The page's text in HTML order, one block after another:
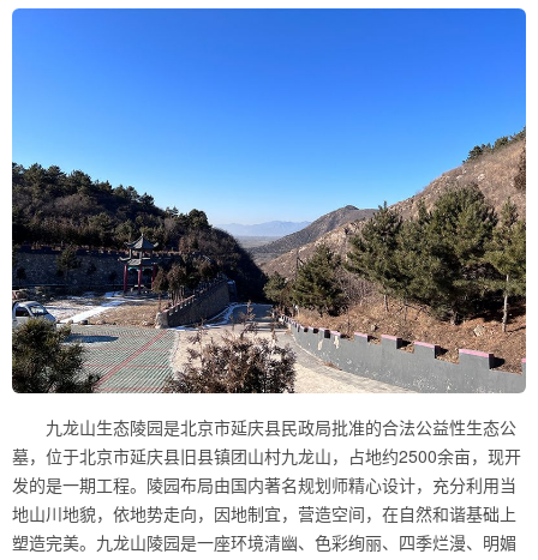
九龙山生态陵园是北京市延庆县民政局批准的合法公益性生态公
墓，位于北京市延庆县旧县镇团山村九龙山，占地约2500余亩，现开
发的是一期工程。陵园布局由国内著名规划师精心设计，充分利用当
地山川地貌，依地势走向，因地制宜，营造空间，在自然和谐基础上
塑造完美。九龙山陵园是一座环境清幽、色彩绚丽、四季烂漫、明媚